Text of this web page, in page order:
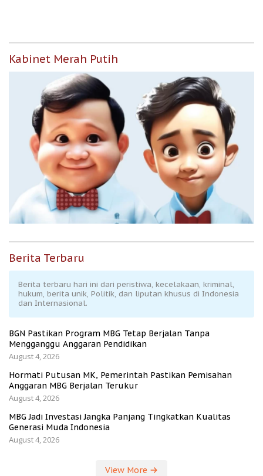
Kabinet Merah Putih
Berita Terbaru
Berita terbaru hari ini dari peristiwa, kecelakaan, kriminal,
hukum, berita unik, Politik, dan liputan khusus di Indonesia
dan Internasional.
BGN Pastikan Program MBG Tetap Berjalan Tanpa
Mengganggu Anggaran Pendidikan
August 4, 2026
Hormati Putusan MK, Pemerintah Pastikan Pemisahan
Anggaran MBG Berjalan Terukur
August 4, 2026
MBG Jadi Investasi Jangka Panjang Tingkatkan Kualitas
Generasi Muda Indonesia
August 4, 2026
View More